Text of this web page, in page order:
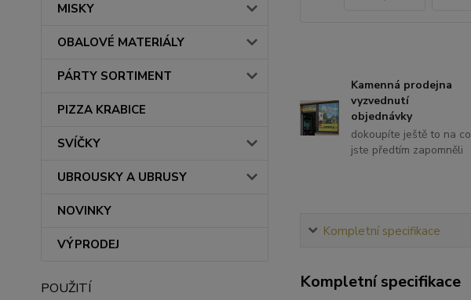
MISKY
OBALOVÉ MATERIÁLY
PÁRTY SORTIMENT
PIZZA KRABICE
SVÍČKY
UBROUSKY A UBRUSY
NOVINKY
VÝPRODEJ
POUŽITÍ
Kamenná prodejna
vyzvednutí
objednávky
dokoupíte ještě to na co
jste předtím zapomněli
Kompletní specifikace
Kompletní specifikace